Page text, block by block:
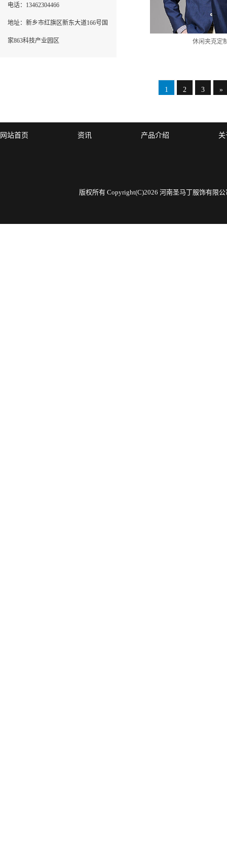
休闲夹克定
1 2 3 »
电话：13462304466
地址：新乡市红旗区新东大道166号国
家863科技产业园区
网站首页 资讯 产品介绍
版权所有 Copyright(C)2026 河南圣马丁服饰有限